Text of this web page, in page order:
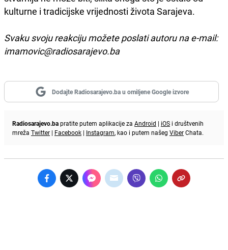
kulturne i tradicijske vrijednosti života Sarajeva.
Svaku svoju reakciju možete poslati autoru na e-mail:
imamovic@radiosarajevo.ba
Dodajte Radiosarajevo.ba u omiljene Google izvore
Radiosarajevo.bapratite putem aplikacije za Android | iOS i društvenih
mreža Twitter | Facebook | Instagram, kao i putem našeg ViberChata.